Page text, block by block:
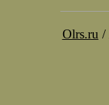
Olrs.ru /